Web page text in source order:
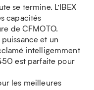
se termine. L’IBEX
capacités
de CFMOTO.
et un
intelligemment
est parfaite pour
les meilleures